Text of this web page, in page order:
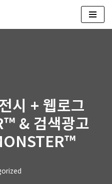
시 + 웹로그
& 검색광고